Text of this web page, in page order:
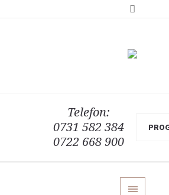
Telefon:
0731 582 384
0722 668 900